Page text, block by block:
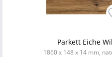
Parkett Eiche
1860 x 148 x 14 mm,